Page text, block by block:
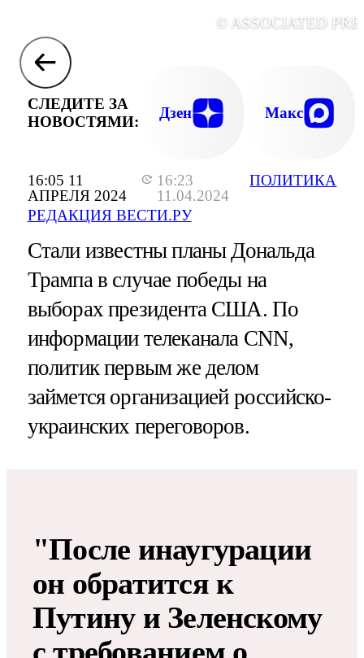
16:05 11
АПРЕЛЯ 2024
16:23
11.04.2024
РЕДАКЦИЯ ВЕСТИ.РУ
ПОЛИТИКА
© ASSOCIATED
СЛЕДИТЕ ЗА
НОВОСТЯМИ:
Дзен Макс
Стали известны планы Дональда
Трампа в случае победы на
выборах президента США. По
информации телеканала CNN,
политик первым же делом
займется организацией российско-
украинских переговоров.
"После инаугурации
он обратится к
Путину и Зеленскому